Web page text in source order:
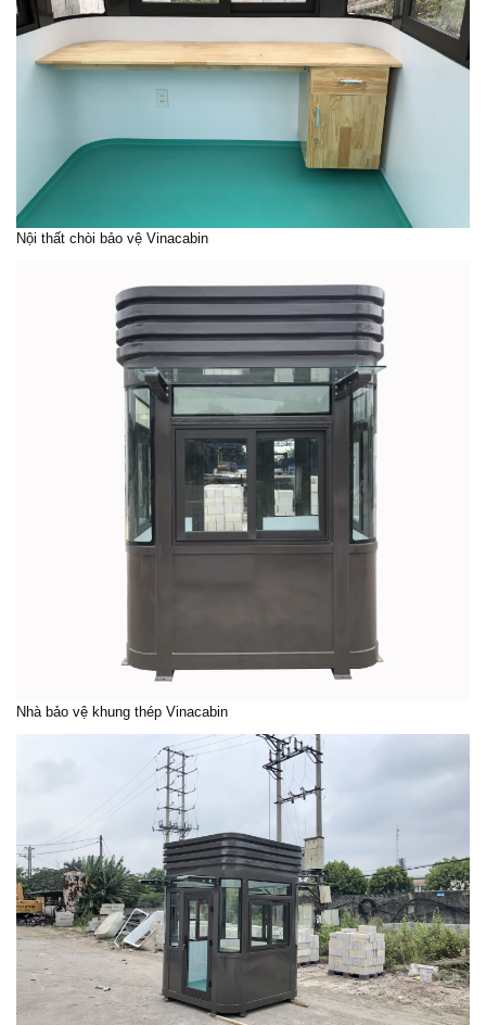
Nội thất chòi bảo vệ Vinacabin
Nhà bảo vệ khung thép Vinacabin